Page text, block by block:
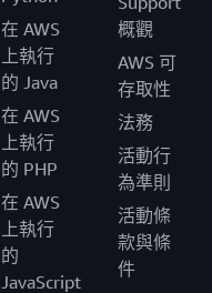
在 AWS
上執行
的 Java
在 AWS
上執行
的 PHP
在 AWS
上執行
的
JavaScript
概觀
AWS 可
存取性
法務
活動行
為準則
活動條
款與條
件